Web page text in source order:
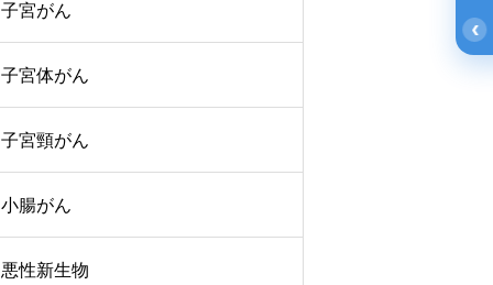
子宮がん
子宮体がん
子宮頸がん
小腸がん
悪性新生物
‹